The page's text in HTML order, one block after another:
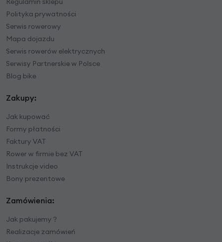
Polityka prywatności
Serwis rowerowy
Mapa dojazdu
Serwis rowerów elektrycznych
Serwisy Partnerskie w Polsce
Blog bike
Zakupy:
Jak kupować
Formy płatności
Faktury VAT
Rower w firmie bez VAT
Instrukcje video
Bony prezentowe
Zamówienia:
Jak pakujemy ?
Realizacje zamówień